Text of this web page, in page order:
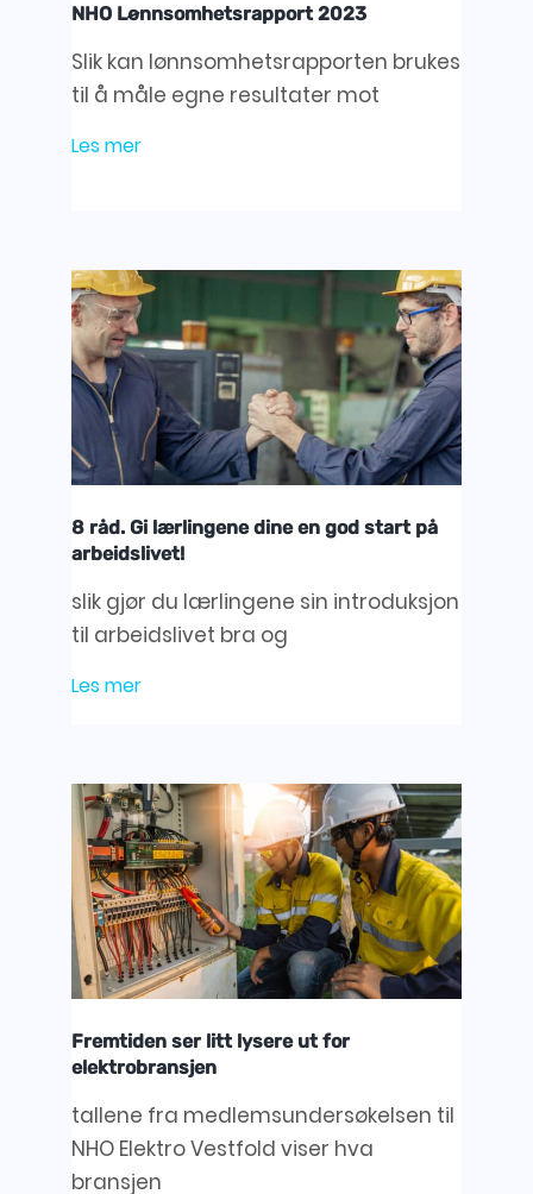
NHO Lønnsomhetsrapport 2023
Slik kan lønnsomhetsrapporten brukes
til å måle egne resultater mot
Les mer
8 råd. Gi lærlingene dine en god start på
arbeidslivet!
slik gjør du lærlingene sin introduksjon
til arbeidslivet bra og
Les mer
Fremtiden ser litt lysere ut for
elektrobransjen
tallene fra medlemsundersøkelsen til
NHO Elektro Vestfold viser hva
bransjen